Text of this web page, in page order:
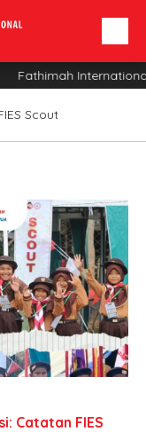
Fathimah
Scout
Catatan FIES